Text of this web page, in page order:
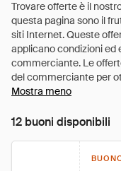
Mostra meno
12 buoni disponibili